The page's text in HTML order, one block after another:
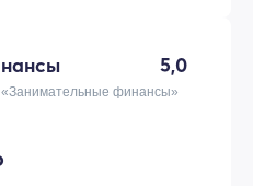
5,0
финансы»